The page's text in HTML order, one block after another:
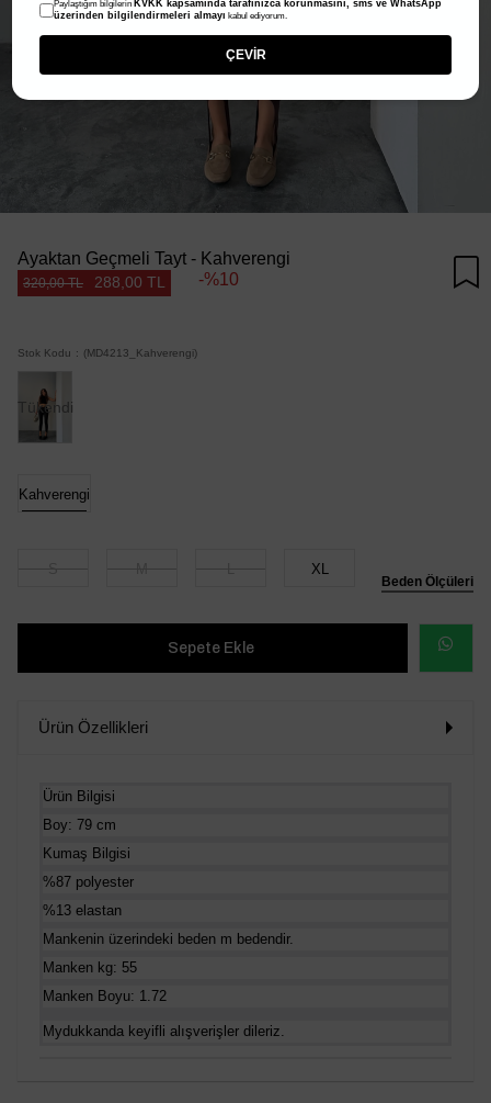
Ayaktan Geçmeli Tayt - Kahverengi
320,00 TL 288,00 TL 10
Stok Kodu (MD4213_Kahverengi)
Tükendi
Beden Ölçüleri
Kahverengi
XL
SİPARİŞ
Ürün Özellikleri
Ürün Bilgisi
Boy: 79 cm
Kumaş Bilgisi
%87 polyester
%13 elastan
Mankenin üzerindeki beden m bedendir.
Manken kg: 55
Manken Boyu: 1.72
Mydukkanda keyifli alışverişler dileriz.
Paylaştığım bilgilerin KVKK kapsamında tarafınızca korunmasını, sms ve WhatsApp
üzerinden bilgilendirmeleri almayı kabul ediyorum.
ÇEVİR